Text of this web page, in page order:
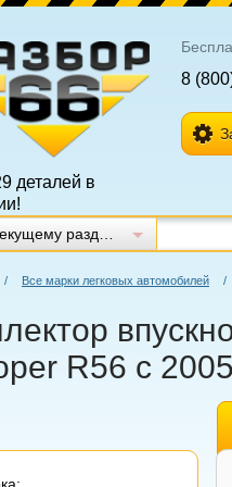
деталей в
8
/ Все марки легковых автомобилей /
R56 с